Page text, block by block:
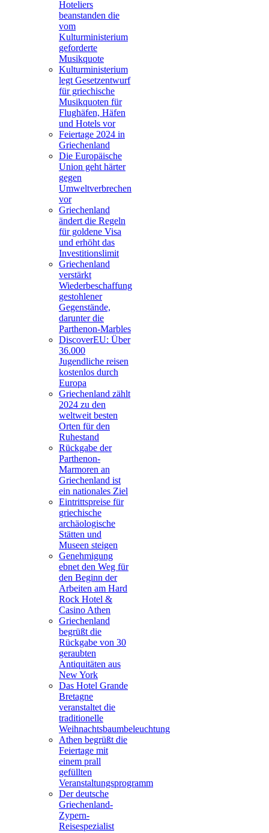
Hoteliers
beanstanden die
vom
Kulturministerium
geforderte
Musikquote
Kulturministerium
legt Gesetzentwurf
für griechische
Musikquoten für
Flughäfen, Häfen
und Hotels vor
Feiertage 2024 in
Griechenland
Die Europäische
Union geht härter
gegen
Umweltverbrechen
vor
Griechenland
ändert die Regeln
für goldene Visa
und erhöht das
Investitionslimit
Griechenland
verstärkt
Wiederbeschaffung
gestohlener
Gegenstände,
darunter die
Parthenon-Marbles
DiscoverEU: Über
36.000
Jugendliche reisen
kostenlos durch
Europa
Griechenland zählt
2024 zu den
weltweit besten
Orten für den
Ruhestand
Rückgabe der
Parthenon-
Marmoren an
Griechenland ist
ein nationales Ziel
Eintrittspreise für
griechische
archäologische
Stätten und
Museen steigen
Genehmigung
ebnet den Weg für
den Beginn der
Arbeiten am Hard
Rock Hotel &
Casino Athen
Griechenland
begrüßt die
Rückgabe von 30
geraubten
Antiquitäten aus
New York
Das Hotel Grande
Bretagne
veranstaltet die
traditionelle
Weihnachtsbaumbeleuchtung
Athen begrüßt die
Feiertage mit
einem prall
gefüllten
Veranstaltungsprogramm
Der deutsche
Griechenland-
Zypern-
Reisespezialist